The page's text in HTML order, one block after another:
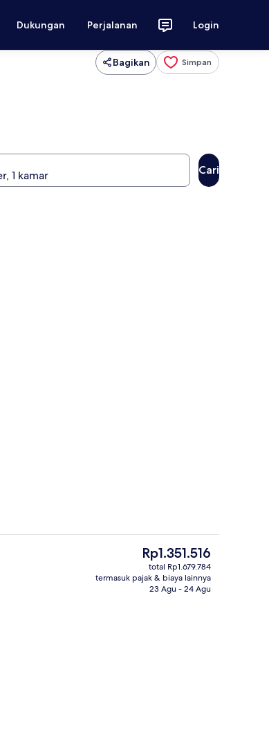
Dukungan Perjalanan Login
Bagikan Simpan
Cari
Teras/patio
Harga
saat
ini
Rp1.351.516
Rp1.351.516
total Rp1.679.784
termasuk pajak & biaya lainnya
23 Agu - 24 Agu